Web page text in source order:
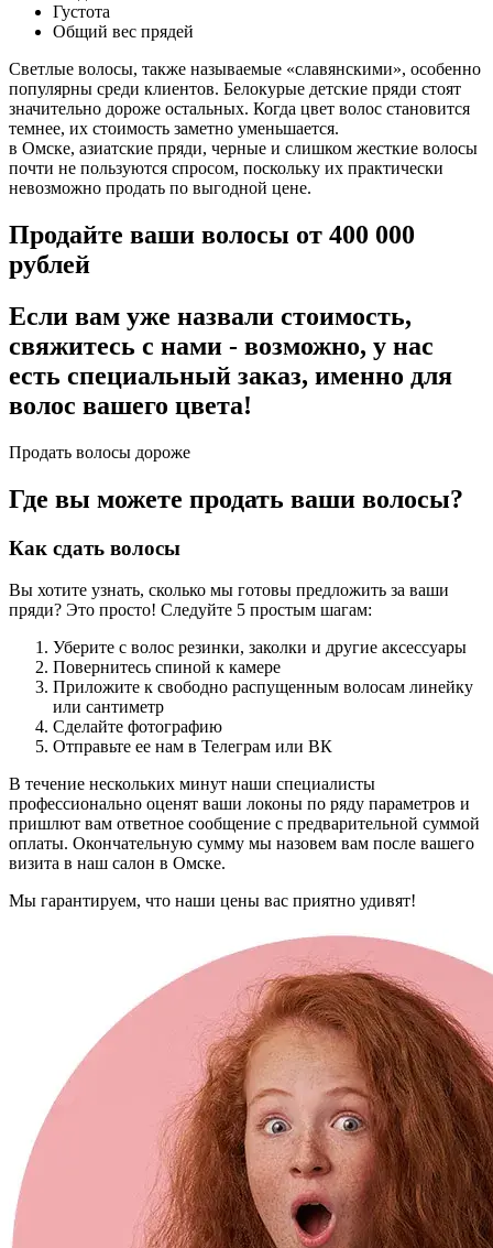
Густота
Общий вес прядей
Светлые волосы, также называемые «славянскими», особенно
популярны среди клиентов. Белокурые детские пряди стоят
значительно дороже остальных. Когда цвет волос становится
темнее, их стоимость заметно уменьшается.
в Омске, азиатские пряди, черные и слишком жесткие волосы
почти не пользуются спросом, поскольку их практически
невозможно продать по выгодной цене.
Продайте ваши волосы от 400 000
рублей
Если вам уже назвали стоимость,
свяжитесь с нами - возможно, у нас
есть специальный заказ, именно для
волос вашего цвета!
Продать волосы дороже
Где вы можете продать ваши волосы?
Как сдать волосы
Вы хотите узнать, сколько мы готовы предложить за ваши
пряди? Это просто! Следуйте 5 простым шагам:
Уберите с волос резинки, заколки и другие аксессуары
Повернитесь спиной к камере
Приложите к свободно распущенным волосам линейку
или сантиметр
Сделайте фотографию
Отправьте ее нам в Телеграм или ВК
В течение нескольких минут наши специалисты
профессионально оценят ваши локоны по ряду параметров и
пришлют вам ответное сообщение с предварительной суммой
оплаты. Окончательную сумму мы назовем вам после вашего
визита в наш салон в Омске.
Мы гарантируем, что наши цены вас приятно удивят!